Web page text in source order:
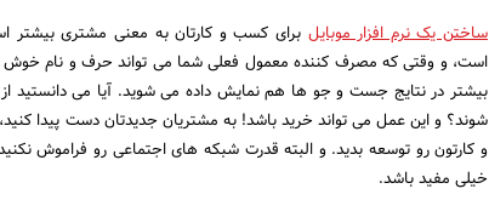
ساختن یک نرم افزار موبایل برای کسب و کارتان به معنی مشتری بیشتر
است، و وقتی که مصرف کننده معمول فعلی شما می تواند حرف و نام خوش
شوند؟ و این عمل می تواند خرید باشد! به مشتریان جدیدتان دست پیدا
و کارتون رو توسعه بدید. و البته قدرت شبکه های اجتماعی رو فراموش
خیلی مفید باشد.